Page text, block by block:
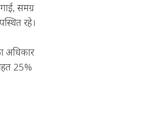
समग्र
रहे।
अधिकार
25%